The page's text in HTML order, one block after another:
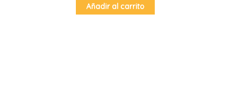
Añadir al carrito